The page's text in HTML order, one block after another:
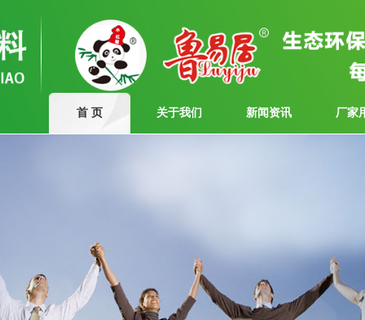
首 页 关于我们 新闻资讯 厂家